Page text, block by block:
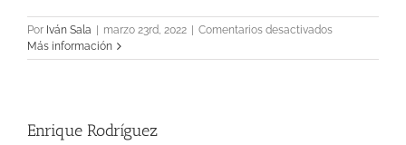
Por Iván Sala marzo 23rd, 2022 Comentarios desactivadosen
Doménech
Más información
Enrique Rodríguez